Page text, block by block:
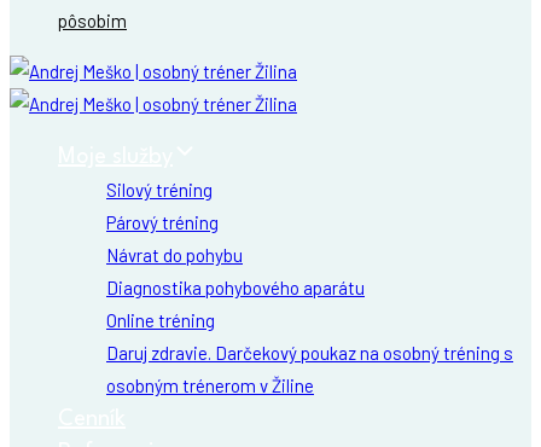
pôsobim
Silový tréning
Párový tréning
Návrat do pohybu
Diagnostika pohybového aparátu
Online tréning
Daruj zdravie. Darčekový poukaz na osobný tréning s
osobným trénerom v Žiline